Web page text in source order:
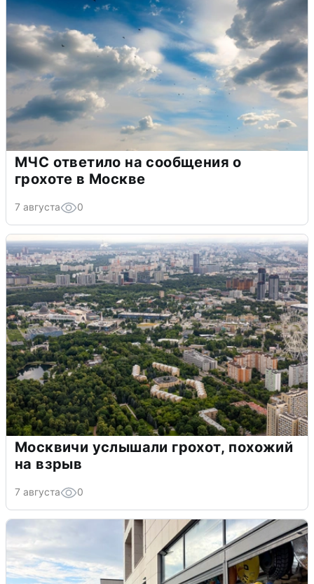
МЧС ответило на сообщения о
грохоте в Москве
7 августа 0
Москвичи услышали грохот, похожий
на взрыв
7 августа 0